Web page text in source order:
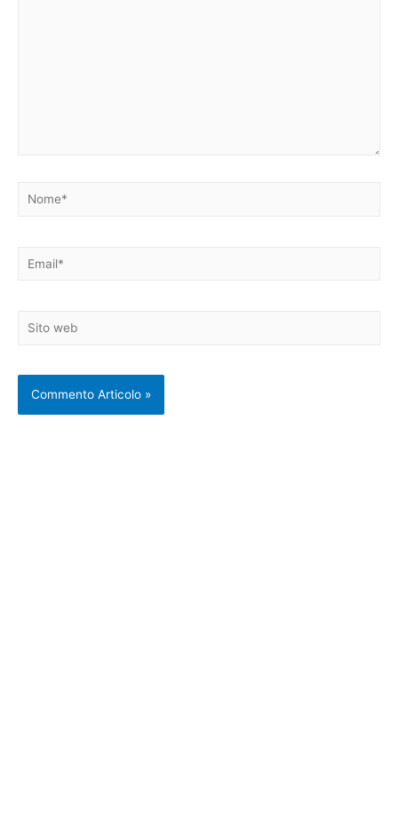
Nome*
Email*
Sito